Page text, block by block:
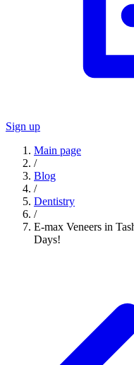
Sign up
Main page
/
Blog
/
Dentistry
/
E-max Veneers in
Days!